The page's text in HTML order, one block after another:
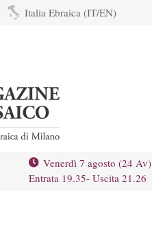
Italia Ebraica (IT/EN)
Venerdì 7 agosto (24 Av)
Entrata 19.35- Uscita 21.26